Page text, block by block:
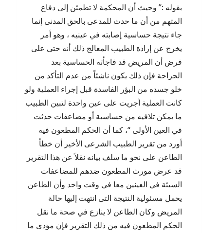
بقوله :” وحيث أن المحكمة لا تطمئن إلى دفاع
المتهم من أن ما حدث للمدعى بالحق المدنى إنما
جاء نتيجة حساسية إصابته في عينيه ، وهو أمر
يخرج عن إرادة الطبيب المعالج ذلك أنه حتى على
فرض أن المريض قد فاجأته الحساسية بعد
الجراحة فإن ذلك يكون ناشئاً من عدم التأكد من
خلو جسده من البؤر الفاسدة قبل إجراء العملية ولو
كانت العملية أجريت على عين واحدة لتبين الطبيب
ما يمكن تلافيه من حساسية أو مضاعفات حدثت
في العين الأولى “، كما أن الحكم المطعون فيه
أورد من تقرير الطبيب الشرعى الأخير أن خطأ
الطاعن على نحو ما سلف بيانه نقلاً عن هذا التقرير
قد عرض مورث المطعون ضدهم للمضاعفات
السيئة في العينين معا في وقت واحد وأن الطاعن
يحمل مسئولية النتيجة التى انتهت إليها حالة
المريض وكان الطاعن لا ينازع في صحة ما نقل
الحكم المطعون فيه من ذلك التقرير فإن مؤدى ما